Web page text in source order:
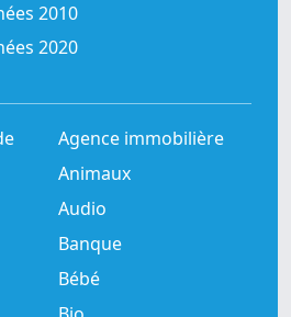
2010
2020
Agence immobilière
Animaux
Audio
Banque
Bébé